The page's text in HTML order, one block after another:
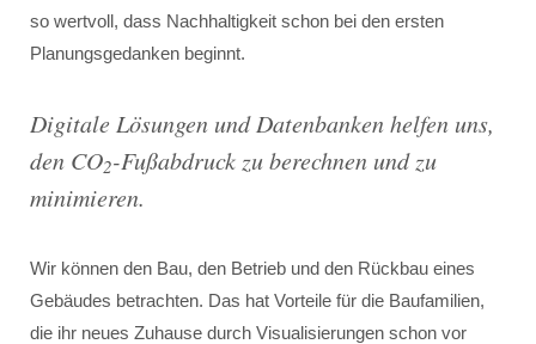
so wertvoll, dass Nachhaltigkeit schon bei den ersten
Planungsgedanken beginnt.
Digitale Lösungen und Datenbanken helfen uns,
den CO2-Fußabdruck zu berechnen und zu
minimieren.
Wir können den Bau, den Betrieb und den Rückbau eines
Gebäudes betrachten. Das hat Vorteile für die Baufamilien,
die ihr neues Zuhause durch Visualisierungen schon vor